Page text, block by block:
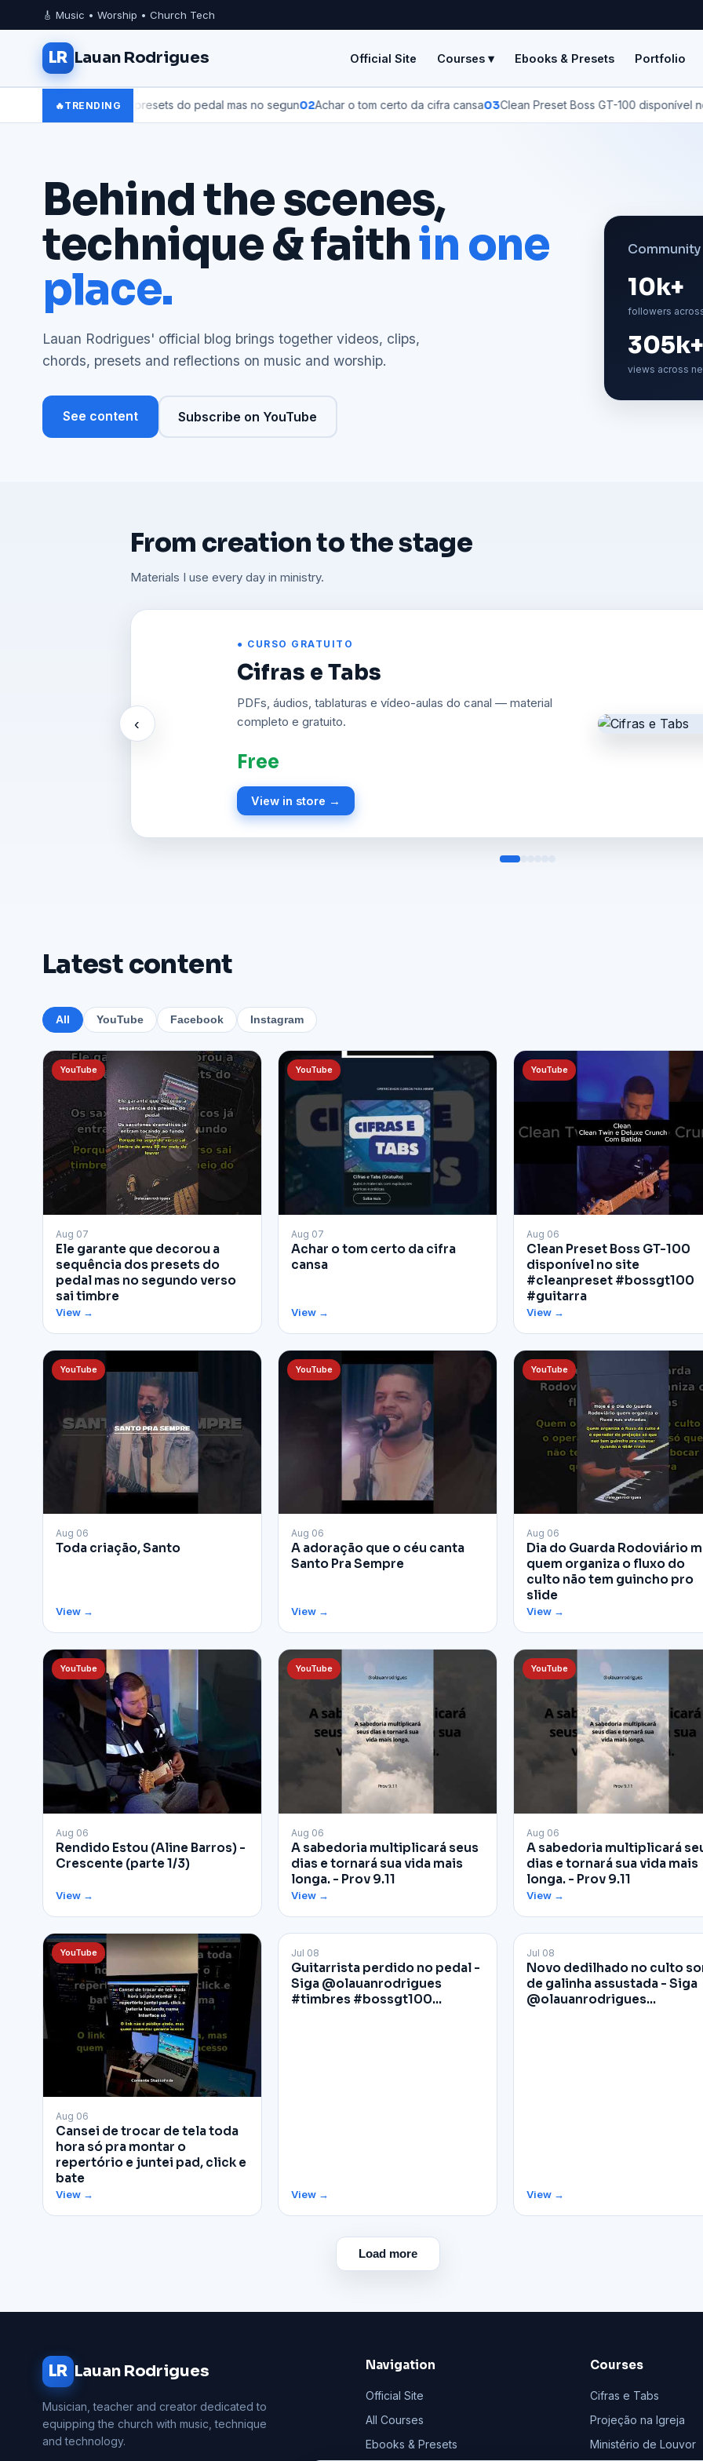
🎸 Music • Worship • Church Tech
LR Lauan Rodrigues Official Site Courses ▾ Ebooks & Presets Portfolio
🔥TRENDING
sequência dos presets do pedal mas no segun02Achar o tom certo da cifra cansa03Clean Preset Boss GT-100 disponível no site
Behind the scenes,
technique & faithin one
place.
Lauan Rodrigues' official blog brings together videos, clips,
chords, presets and reflections on music and worship.
See content Subscribe on YouTube
10k+
followers
305k+
views across
From creation to the stage
Materials I use every day in ministry.
‹
● CURSO
Projeção na Igreja
Projete letras, versículos, vídeos e avisos com excelência
durante o culto.
R$ 42,90
View in store →
Latest content
All YouTube Facebook Instagram
YouTube
▶
Aug 07
Ele garante que decorou a
sequência dos presets do
pedal mas no segundo verso
sai timbre
View →
YouTube
▶
Aug 07
Achar o tom certo da cifra
cansa
View →
YouTube
▶
Aug 06
Clean Preset Boss GT-100
disponível no site
#cleanpreset #bossgt100
#guitarra
View →
YouTube
▶
Aug 06
Toda criação, Santo
View →
YouTube
▶
Aug 06
A adoração que o céu canta
Santo Pra Sempre
View →
YouTube
▶
Aug 06
Dia do Guarda Rodoviário
quem organiza o fluxo do
culto não tem guincho pro
slide
View →
YouTube
▶
Aug 06
Rendido Estou (Aline Barros) -
Crescente (parte 1/3)
View →
YouTube
▶
Aug 06
A sabedoria multiplicará seus
dias e tornará sua vida mais
longa. - Prov 9.11
View →
YouTube
▶
Aug 06
A sabedoria multiplicará
dias e tornará sua vida mais
longa. - Prov 9.11
View →
YouTube
▶
Aug 06
Cansei de trocar de tela toda
hora só pra montar o
repertório e juntei pad, click e
bate
View →
Facebook
Jul 08
Guitarrista perdido no pedal -
Siga @olauanrodrigues
#timbres #bossgt100…
View →
Facebook
Jul 08
Novo dedilhado no culto
de galinha assustada - Siga
@olauanrodrigues…
View →
Load more
LR Lauan Rodrigues
Musician, teacher and creator dedicated to
equipping the church with music, technique
and technology.
Navigation
Official Site
All Courses
Ebooks & Presets
Courses
Cifras e Tabs
Projeção na Igreja
Ministério de Louvor